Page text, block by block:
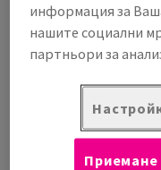
WHAT ARE MY
WHAT
STANDARD
I MISSED
SHOULD I DO?
информация за
нашите социални
партньори за
Приемане